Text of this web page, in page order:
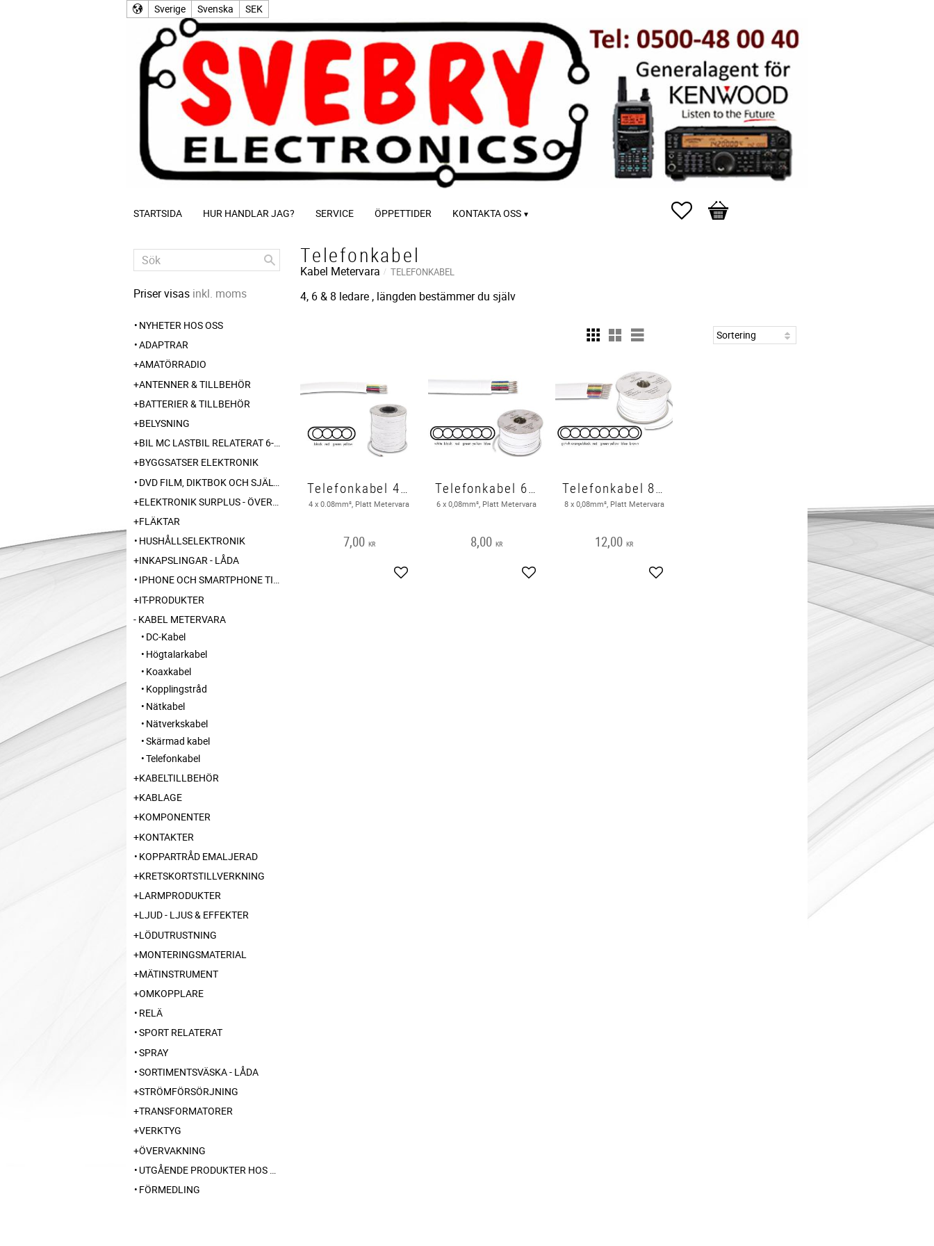
Sverige Svenska SEK
STARTSIDA HUR HANDLAR JAG? SERVICE ÖPPETTIDER KONTAKTA OSS Favoriter
Kundvagn
Telefonkabel
Kabel Metervara TELEFONKABEL
4, 6 & 8 ledare , längden bestämmer du själv
Telefonkabel 4 x 0,08mm Metervara
4 x 0.08mm², Platt Metervara
7,00 KR
Lägg till i favoriter
Telefonkabel 6 x 0,08mm, Metervara
6 x 0,08mm², Platt Metervara
8,00 KR
Lägg till i favoriter
Telefonkabel 8 x 0,08mm, Metervara
8 x 0,08mm², Platt Metervara
12,00 KR
Lägg till i favoriter
Priser visas inkl. moms
NYHETER HOS OSS
ADAPTRAR
AMATÖRRADIO
ANTENNER & TILLBEHÖR
BATTERIER & TILLBEHÖR
BELYSNING
BIL MC LASTBIL RELATERAT 6-12-24 240V
BYGGSATSER ELEKTRONIK
DVD FILM, DIKTBOK OCH SJÄLVBIOGRAFI FRÅN SKARABORG
ELEKTRONIK SURPLUS - ÖVERSKOTT
FLÄKTAR
HUSHÅLLSELEKTRONIK
INKAPSLINGAR - LÅDA
IPHONE OCH SMARTPHONE TILLBEHÖR
IT-PRODUKTER
KABEL METERVARA
DC-Kabel
Högtalarkabel
Koaxkabel
Kopplingstråd
Nätkabel
Nätverkskabel
Skärmad kabel
Telefonkabel
KABELTILLBEHÖR
KABLAGE
KOMPONENTER
KONTAKTER
KOPPARTRÅD EMALJERAD
KRETSKORTSTILLVERKNING
LARMPRODUKTER
LJUD - LJUS & EFFEKTER
LÖDUTRUSTNING
MONTERINGSMATERIAL
MÄTINSTRUMENT
OMKOPPLARE
RELÄ
SPORT RELATERAT
SPRAY
SORTIMENTSVÄSKA - LÅDA
STRÖMFÖRSÖRJNING
TRANSFORMATORER
VERKTYG
ÖVERVAKNING
UTGÅENDE PRODUKTER HOS LEVERANTÖR
FÖRMEDLING